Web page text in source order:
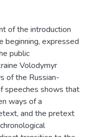
of the introduction
beginning, expressed
public
Volodymyr
of the Russian-
speeches shows that
ways of a
and the pretext